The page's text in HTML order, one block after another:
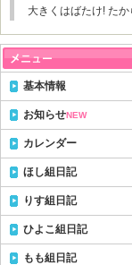
大きくはばたけ! たか
基本情報
お知らせNEW
カレンダー
ほし組日記
りす組日記
ひよこ組日記
もも組日記